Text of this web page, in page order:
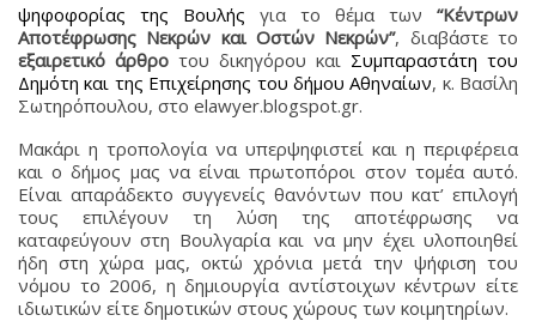
ψηφοφορίας της Βουλής για το θέμα των “Κέντρων
Αποτέφρωσης Νεκρών και Οστών Νεκρών”, διαβάστε το
εξαιρετικό άρθρο του δικηγόρου και Συμπαραστάτη του
Δημότη και της Επιχείρησης του δήμου Αθηναίων, κ. Βασίλη
Σωτηρόπουλου, στο elawyer.blogspot.gr.
Μακάρι η τροπολογία να υπερψηφιστεί και η περιφέρεια
και ο δήμος μας να είναι πρωτοπόροι στον τομέα αυτό.
Είναι απαράδεκτο συγγενείς θανόντων που κατ’ επιλογή
τους επιλέγουν τη λύση της αποτέφρωσης να
καταφεύγουν στη Βουλγαρία και να μην έχει υλοποιηθεί
ήδη στη χώρα μας, οκτώ χρόνια μετά την ψήφιση του
νόμου το 2006, η δημιουργία αντίστοιχων κέντρων είτε
ιδιωτικών είτε δημοτικών στους χώρους των κοιμητηρίων.